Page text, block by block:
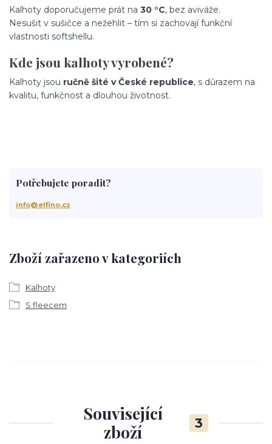
Kalhoty doporučujeme prát na 30 °C, bez aviváže.
Nesušit v sušičce a nežehlit – tím si zachovají funkční
vlastnosti softshellu.
Kde jsou kalhoty vyrobené?
Kalhoty jsou ručně šité v České republice, s důrazem na
kvalitu, funkčnost a dlouhou životnost.
Zboží zařazeno v kategoriích
Kalhoty
S fleecem
Potřebujete poradit?
info@elfino.cz
Související
zboží
3